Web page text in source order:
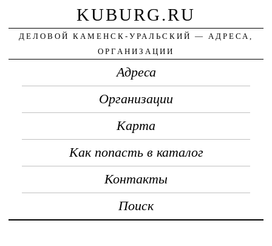
KUBURG.RU
ДЕЛОВОЙ КАМЕНСК-УРАЛЬСКИЙ — АДРЕСА,
ОРГАНИЗАЦИИ
Адреса
Организации
Карта
Как попасть в каталог
Контакты
Поиск